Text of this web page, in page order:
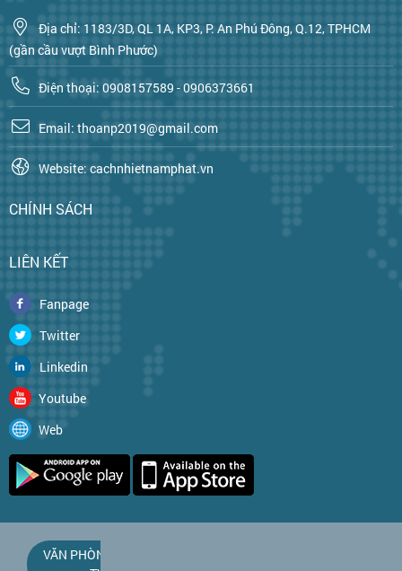
Địa chỉ: 1183/3D, QL 1A, KP3, P. An Phú Đông, Q.12, TPHCM
(gần cầu vượt Bình Phước)
Điện thoại: 0908157589 - 0906373661
Email: thoanp2019@gmail.com
Website: cachnhietnamphat.vn
CHÍNH SÁCH
LIÊN KẾT
Fanpage
Twitter
Linkedin
Youtube
Web
VĂN PHÒNG CÔNG